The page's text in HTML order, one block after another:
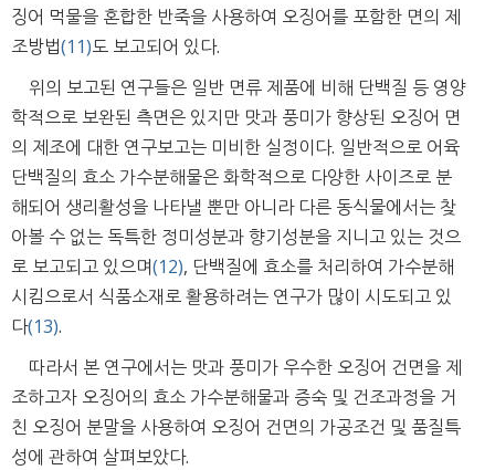
징어 먹물을 혼합한 반죽을 사용하여 오징어를 포함한 면의 제
조방법(11)도 보고되어 있다.
위의 보고된 연구들은 일반 면류 제품에 비해 단백질 등 영양
학적으로 보완된 측면은 있지만 맛과 풍미가 향상된 오징어 면
의 제조에 대한 연구보고는 미비한 실정이다. 일반적으로 어육
단백질의 효소 가수분해물은 화학적으로 다양한 사이즈로 분
해되어 생리활성을 나타낼 뿐만 아니라 다른 동식물에서는 찾
아볼 수 없는 독특한 정미성분과 향기성분을 지니고 있는 것으
로 보고되고 있으며(12), 단백질에 효소를 처리하여 가수분해
시킴으로서 식품소재로 활용하려는 연구가 많이 시도되고 있
다(13).
따라서 본 연구에서는 맛과 풍미가 우수한 오징어 건면을 제
조하고자 오징어의 효소 가수분해물과 증숙 및 건조과정을 거
친 오징어 분말을 사용하여 오징어 건면의 가공조건 및 품질특
성에 관하여 살펴보았다.